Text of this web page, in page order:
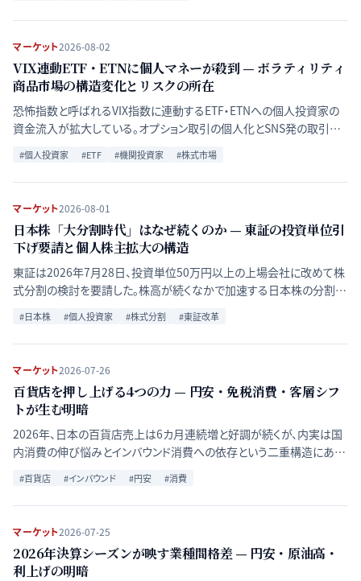
マーケット2026-08-02
VIX連動ETF・ETNに個人マネーが殺到 — ボラティリティ
商品市場の構造変化とリスクの所在
恐怖指数と呼ばれるVIX指数に連動するETF・ETNへの個人投資家の
資金流入が拡大している。オプション取引の個人化とSNS発の取引文
化が背景にあるが、コンタンゴによる減価や市場ストレス時の流動性リ
スクは変わらず存在する。
#個人投資家 #ETF #機関投資家 #株式市場
マーケット2026-08-01
日本株「大分割時代」はなぜ続くのか — 東証の投資単位引
下げ要請と個人株主拡大の構造
東証は2026年7月28日、投資単位50万円以上の上場会社に改めて株
式分割の検討を要請した。株高が続くなかで加速する日本株の分割ラ
ッシュの背景、企業・投資家双方への影響、今後の焦点をQ&A形式で
整理する。
#日本株 #個人投資家 #株式分割 #東証改革
マーケット2026-07-26
百貨店を押し上げる4つの力 — 円安・免税消費・客層シフ
トが生む明暗
2026年、日本の百貨店売上は6カ月連続増と好調が続くが、内実は国
内消費の伸び悩みとインバウンド消費への依存という二重構造にあ
る。統計とIR資料から4つの推進要因を整理する。
#百貨店 #インバウンド #円安 #消費
マーケット2026-07-25
2026年決算シーズンが映す業種間格差 — 円安・原油高・
利上げの明暗